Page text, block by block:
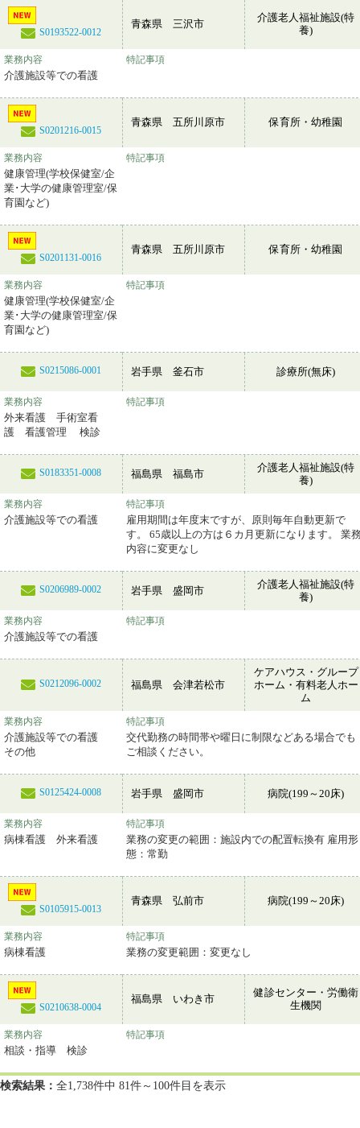
S0193522-0012
青森県 三沢市
介護老人福祉施設(特
養)
業務内容
介護施設等での看護
特記事項
S0201216-0015
青森県 五所川原市 保育所・幼稚園
業務内容
健康管理(学校保健室/企
業･大学の健康管理室/保
育園など)
特記事項
S0201131-0016
青森県 五所川原市 保育所・幼稚園
業務内容
健康管理(学校保健室/企
業･大学の健康管理室/保
育園など)
特記事項
S0215086-0001 岩手県 釜石市 診療所(無床)
業務内容
外来看護 手術室看
護 看護管理 検診
特記事項
S0183351-0008 福島県 福島市
介護老人福祉施設(特
養)
業務内容
介護施設等での看護
特記事項
雇用期間は年度末ですが、原則毎年自動更新で
す。 65歳以上の方は６カ月更新になります。 業
内容に変更なし
S0206989-0002 岩手県 盛岡市
介護老人福祉施設(特
養)
業務内容
介護施設等での看護
特記事項
S0212096-0002 福島県 会津若松市
ケアハウス・グループ
ホーム・有料老人ホー
ム
業務内容
介護施設等での看護
その他
特記事項
交代勤務の時間帯や曜日に制限などある場合でも
ご相談ください。
S0125424-0008 岩手県 盛岡市 病院(199～20床)
業務内容
病棟看護 外来看護
特記事項
業務の変更の範囲：施設内での配置転換有 雇用形
態：常勤
S0105915-0013
青森県 弘前市 病院(199～20床)
業務内容
病棟看護
特記事項
業務の変更範囲：変更なし
S0210638-0004
福島県 いわき市
健診センター・労働衛
生機関
業務内容
相談・指導 検診
特記事項
検索結果： 全1,738件中 81件～100件目を表示